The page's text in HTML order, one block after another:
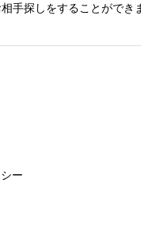
手探しをすることができ
ー